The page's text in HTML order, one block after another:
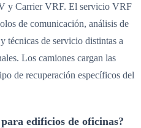
y Carrier VRF. El servicio VRF
de comunicación, análisis de
técnicas de servicio distintas a
Los camiones cargan las
de recuperación específicos del
edificios de oficinas?